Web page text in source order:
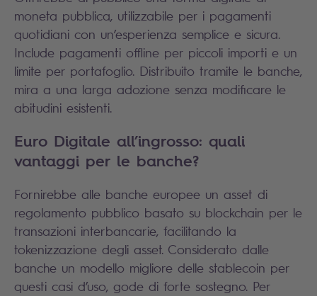
moneta pubblica, utilizzabile per i pagamenti
quotidiani con un’esperienza semplice e sicura.
Include pagamenti offline per piccoli importi e un
limite per portafoglio. Distribuito tramite le banche,
mira a una larga adozione senza modificare le
abitudini esistenti.
Euro Digitale all’ingrosso: quali
vantaggi per le banche?
Fornirebbe alle banche europee un asset di
regolamento pubblico basato su blockchain per le
transazioni interbancarie, facilitando la
tokenizzazione degli asset. Considerato dalle
banche un modello migliore delle stablecoin per
questi casi d’uso, gode di forte sostegno. Per